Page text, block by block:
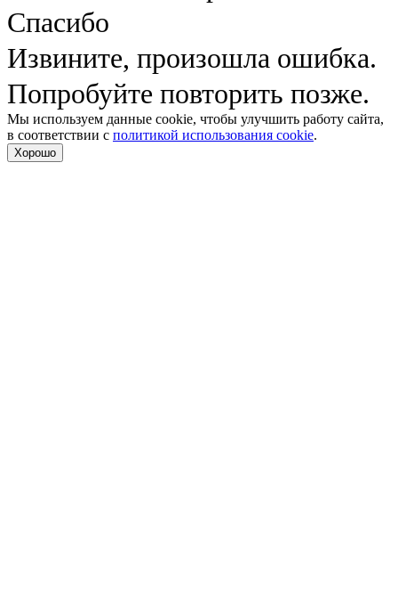
Спасибо
Извините, произошла ошибка.
Попробуйте повторить позже.
Мы используем данные cookie, чтобы улучшить работу сайта,
в соответствии с политикой использования cookie.
Хорошо